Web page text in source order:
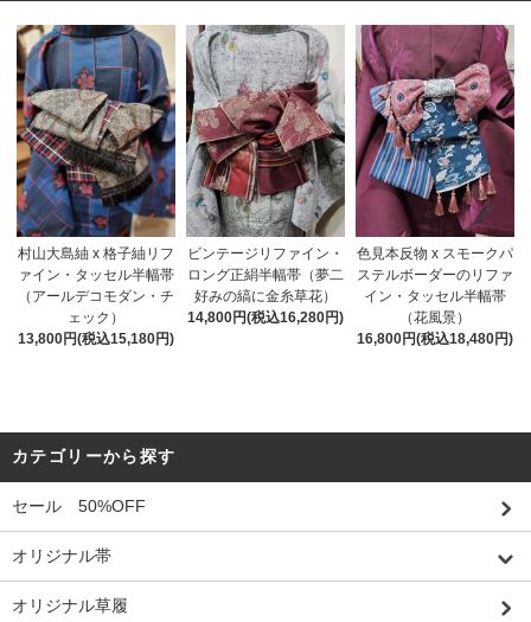
村山大島紬 x 格子紬リフ
ァイン・タッセル半幅帯
（アールデコモダン・チ
ェック）
13,800円(税込15,180円)
ビンテージリファイン・
ロング正絹半幅帯（夢二
好みの縞に金糸草花）
14,800円(税込16,280円)
色見本反物 x スモークパ
ステルボーダーのリファ
イン・タッセル半幅帯
（花風景）
16,800円(税込18,480円)
カテゴリーから探す
セール 50%OFF
オリジナル帯
オリジナル草履